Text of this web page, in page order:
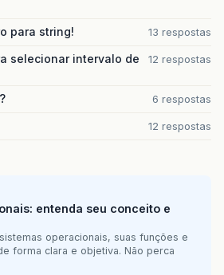
para string! 13 respostas
selecionar intervalo de
12 respostas
6 respostas
12 respostas
entenda seu conceito e
operacionais, suas funções e
forma clara e objetiva. Não perca